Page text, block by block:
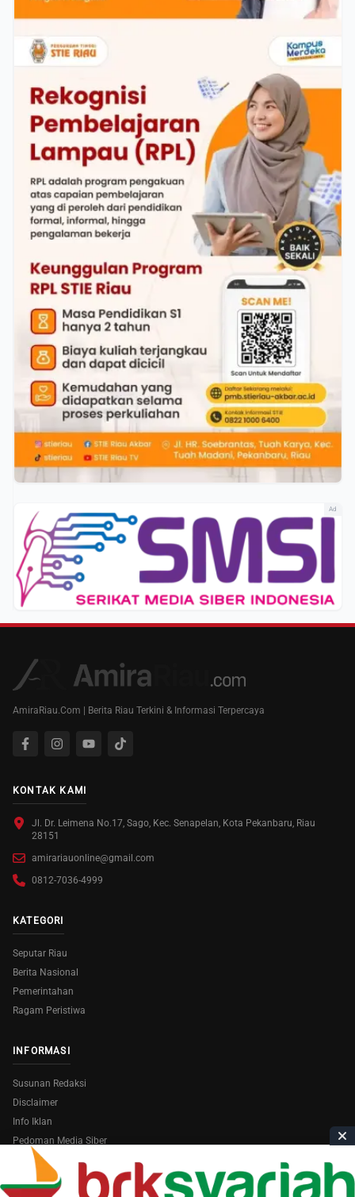
Ad
AmiraRiau.Com | Berita Riau Terkini & Informasi Terpercaya
KONTAK KAMI
Jl. Dr. Leimena No.17, Sago, Kec. Senapelan, Kota Pekanbaru, Riau
28151
amirariauonline@gmail.com
0812-7036-4999
KATEGORI
Seputar Riau
Berita Nasional
Pemerintahan
Ragam Peristiwa
INFORMASI
Susunan Redaksi
Disclaimer
Info Iklan
Pedoman Media Siber